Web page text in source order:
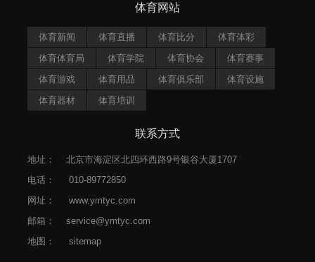
体育网站
体育新闻 体育直播 体育比分
体育体彩
体育体育局
体育学院 体育协会
体育赛事
体育游戏
体育用品 体育俱乐部
体育设施
体育器材
体育培训
联系方式
地址：
北京市海淀区北四环西路9号银谷大厦1707
电话：
010-89772850
网址：
www.ymtyc.com
邮箱：
service@ymtyc.com
地图：
sitemap